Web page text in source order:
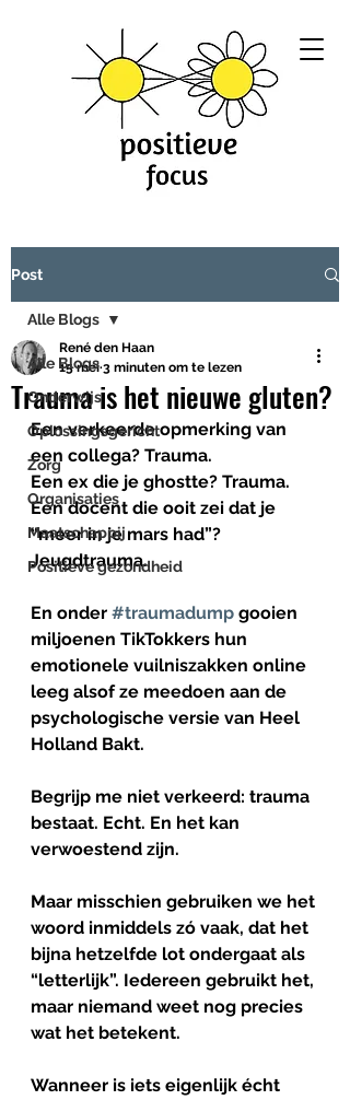
Post
Alle Blogs
Onderwijs
Oplossingsgericht
Zorg
Organisaties
Maatschappij
Positieve gezondheid
Alle Blogs
Trauma is het nieuwe gluten?
René den Haan
15 mei 3 minuten om te lezen
Een verkeerde opmerking van
een collega? Trauma.
Een ex die je ghostte? Trauma.
Een docent die ooit zei dat je
“meer in je mars had”?
Jeugdtrauma.
En onder #traumadump gooien
miljoenen TikTokkers hun
emotionele vuilniszakken online
leeg alsof ze meedoen aan de
psychologische versie van Heel
Holland Bakt.
Begrijp me niet verkeerd: trauma
bestaat. Echt. En het kan
verwoestend zijn.
Maar misschien gebruiken we het
woord inmiddels zó vaak, dat het
bijna hetzelfde lot ondergaat als
“letterlijk”. Iedereen gebruikt het,
maar niemand weet nog precies
wat het betekent.
Wanneer is iets eigenlijk écht